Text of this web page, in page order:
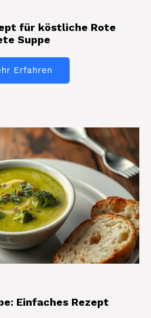
für köstliche Rote
Suppe
Erfahren
Einfaches Rezept